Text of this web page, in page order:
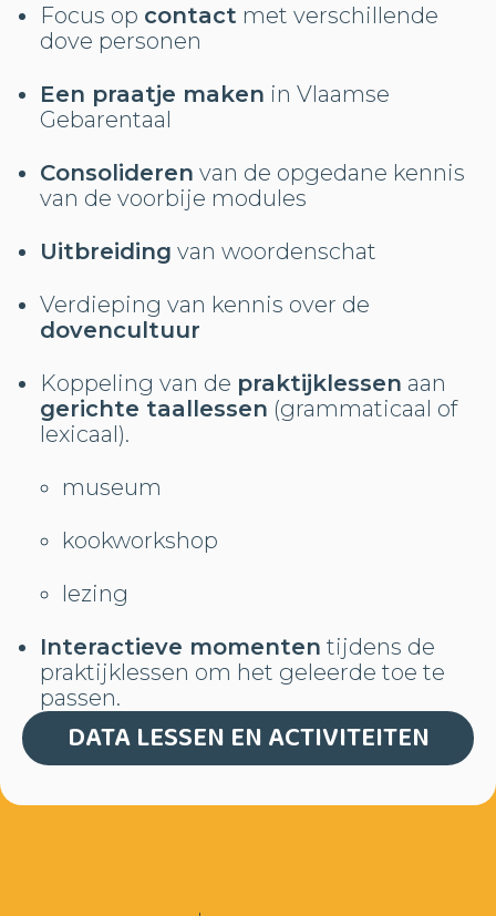
Focus op contact met verschillende
dove personen
Een praatje maken in Vlaamse
Gebarentaal
Consolideren van de opgedane kennis
van de voorbije modules
Uitbreiding van woordenschat
Verdieping van kennis over de
dovencultuur
Koppeling van de praktijklessen aan
gerichte taallessen (grammaticaal of
lexicaal).
museum
kookworkshop
lezing
Interactieve momenten tijdens de
praktijklessen om het geleerde toe te
passen.
DATA LESSEN EN ACTIVITEITEN